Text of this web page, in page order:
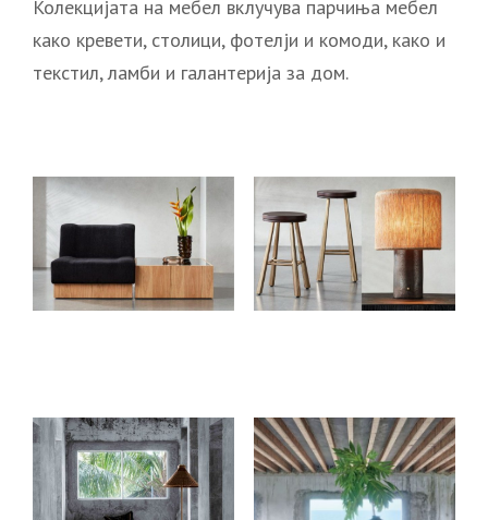
Колекцијата на мебел вклучува парчиња мебел
како кревети, столици, фотелји и комоди, како и
текстил, ламби и галантерија за дом.